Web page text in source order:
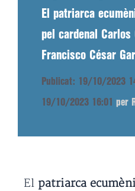
El patriarca
pel cardenal Carlos
Francisco César
Publicat: 19/10/2023
19/10/2023 16:01 per
El patriarca